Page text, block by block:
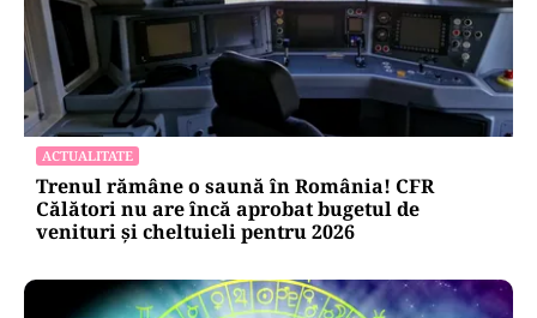
ACTUALITATE
Trenul rămâne o saună în România! CFR
Călători nu are încă aprobat bugetul de
venituri și cheltuieli pentru 2026